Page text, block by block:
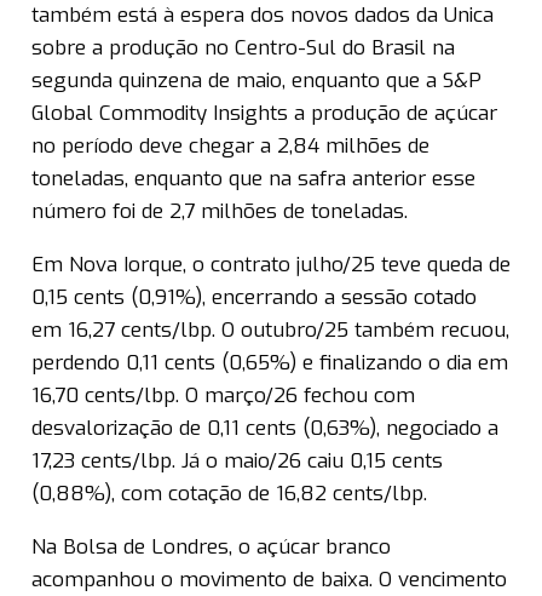
também está à espera dos novos dados da Unica
sobre a produção no Centro-Sul do Brasil na
segunda quinzena de maio, enquanto que a S&P
Global Commodity Insights a produção de açúcar
no período deve chegar a 2,84 milhões de
toneladas, enquanto que na safra anterior esse
número foi de 2,7 milhões de toneladas.
Em Nova Iorque, o contrato julho/25 teve queda de
0,15 cents (0,91%), encerrando a sessão cotado
em 16,27 cents/lbp. O outubro/25 também recuou,
perdendo 0,11 cents (0,65%) e finalizando o dia em
16,70 cents/lbp. O março/26 fechou com
desvalorização de 0,11 cents (0,63%), negociado a
17,23 cents/lbp. Já o maio/26 caiu 0,15 cents
(0,88%), com cotação de 16,82 cents/lbp.
Na Bolsa de Londres, o açúcar branco
acompanhou o movimento de baixa. O vencimento